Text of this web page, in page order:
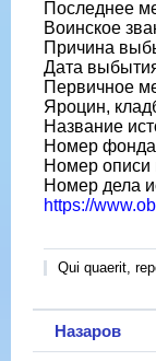
Последнее
Воинское
Причина
Дата
Первичное
Яроцин,
Название
Номер фонда
Номер описи
Номер дела
https://
Qui quaerit,
Назаров